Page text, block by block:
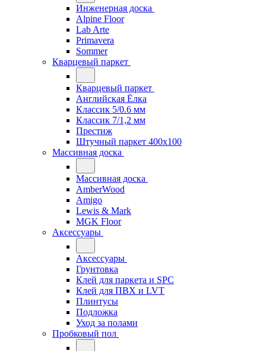
Инженерная доска
Alpine Floor
Lab Arte
Primavera
Sommer
Кварцевый паркет
Кварцевый паркет
Английская Ёлка
Классик 5/0.6 мм
Классик 7/1,2 мм
Престиж
Штучный паркет 400x100
Массивная доска
Массивная доска
AmberWood
Amigo
Lewis & Mark
MGK Floor
Аксессуары
Аксессуары
Грунтовка
Клей для паркета и SPC
Клей для ПВХ и LVT
Плинтусы
Подложка
Уход за полами
Пробковый пол